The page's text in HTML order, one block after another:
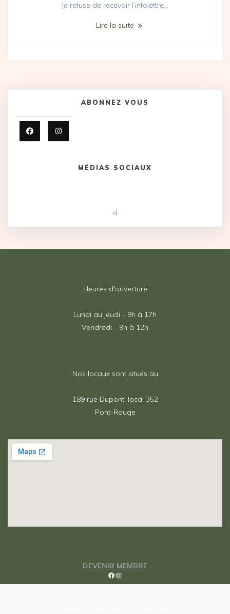
Je refuse de recevoir l’infolettre…
Lire la suite
ABONNEZ VOUS
MÉDIAS SOCIAUX
d
Heures d'ouverture
Lundi au jeudi - 9h à 17h
Vendredi - 9h à 12h
Nos locaux sont situés au
189 rue Dupont, local 352
Pont-Rouge
DEVENIR MEMBRE
Facebook
Instagram